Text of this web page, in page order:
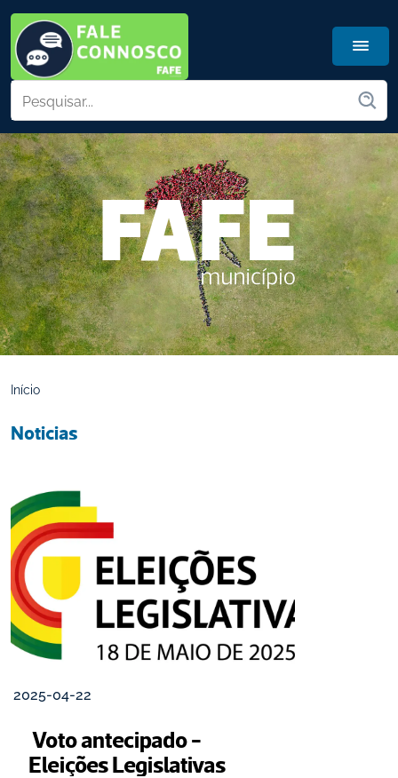
Início
Noticias
2025-04-22
Voto antecipado -
Eleições Legislativas